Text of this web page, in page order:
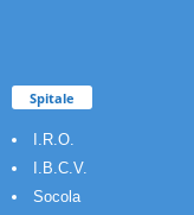
Spitale
I.R.O.
I.B.C.V.
Socola